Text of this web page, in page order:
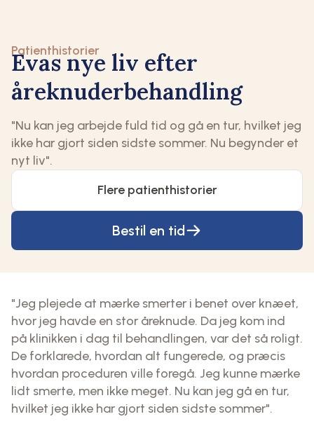
Patienthistorier
Evas nye liv efter
åreknuderbehandling
"Nu kan jeg arbejde fuld tid og gå en tur, hvilket jeg
ikke har gjort siden sidste sommer. Nu begynder et
nyt liv".
Flere patienthistorier
Bestil en tid
"Jeg plejede at mærke smerter i benet over knæet,
hvor jeg havde en stor åreknude. Da jeg kom ind
på klinikken i dag til behandlingen, var det så roligt.
De forklarede, hvordan alt fungerede, og præcis
hvordan proceduren ville foregå. Jeg kunne mærke
lidt smerte, men ikke meget. Nu kan jeg gå en tur,
hvilket jeg ikke har gjort siden sidste sommer".